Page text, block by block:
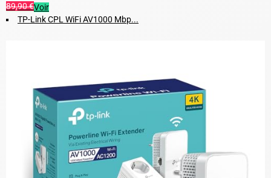
89,90 €Voir
TP-Link CPL WiFi AV1000 Mbp...